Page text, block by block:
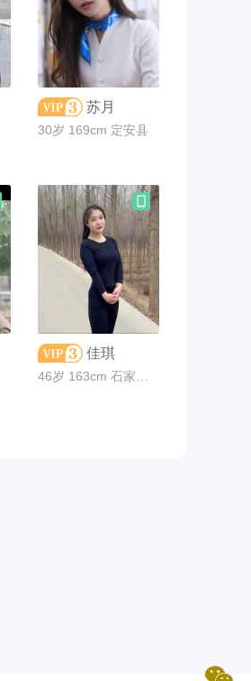
联系TA
苏月
30岁 169cm 定安县
联系TA
佳琪